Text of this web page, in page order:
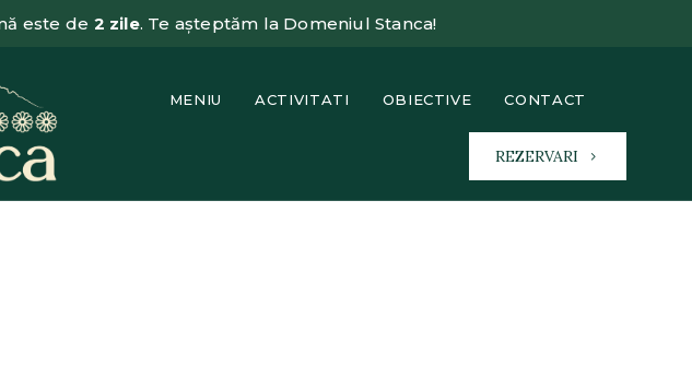
este de 2 zile. Te așteptăm la Domeniul Stanca!
MENIU ACTIVITATI OBIECTIVE CONTACT
REZERVARI